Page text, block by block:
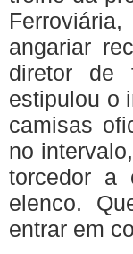
Ferroviária,
angariar
diretor de
estipulou o
camisas
no intervalo,
torcedor a
elenco.
entrar em